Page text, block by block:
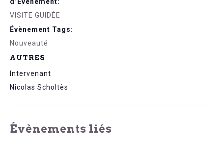
VISITE GUIDÉE
Évènement Tags:
Nouveauté
AUTRES
Intervenant
Nicolas Scholtès
Évènements liés